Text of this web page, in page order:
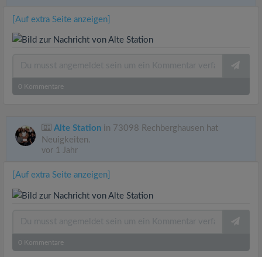
[Auf extra Seite anzeigen]
0 Kommentare
Alte Station in 73098 Rechberghausen hat
Neuigkeiten.
vor 1 Jahr
[Auf extra Seite anzeigen]
0 Kommentare